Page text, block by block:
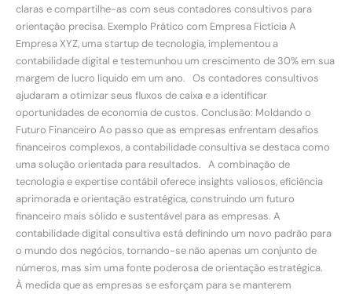
claras e compartilhe-as com seus contadores consultivos para
orientação precisa. Exemplo Prático com Empresa Fictícia A
Empresa XYZ, uma startup de tecnologia, implementou a
contabilidade digital e testemunhou um crescimento de 30% em sua
margem de lucro líquido em um ano. Os contadores consultivos
ajudaram a otimizar seus fluxos de caixa e a identificar
oportunidades de economia de custos. Conclusão: Moldando o
Futuro Financeiro Ao passo que as empresas enfrentam desafios
financeiros complexos, a contabilidade consultiva se destaca como
uma solução orientada para resultados. A combinação de
tecnologia e expertise contábil oferece insights valiosos, eficiência
aprimorada e orientação estratégica, construindo um futuro
financeiro mais sólido e sustentável para as empresas. A
contabilidade digital consultiva está definindo um novo padrão para
o mundo dos negócios, tornando-se não apenas um conjunto de
números, mas sim uma fonte poderosa de orientação estratégica.
À medida que as empresas se esforçam para se manterem